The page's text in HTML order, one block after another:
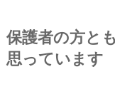
保護者の方と
思っています